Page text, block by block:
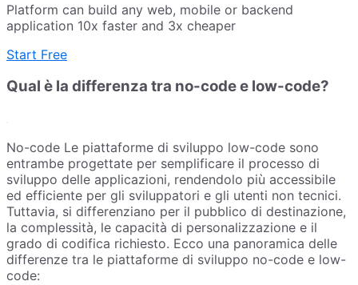
Platform can build any web, mobile or backend
application 10x faster and 3x cheaper
Start Free
Qual è la differenza tra no-code e low-code?
No-code Le piattaforme di sviluppo low-code sono
entrambe progettate per semplificare il processo di
sviluppo delle applicazioni, rendendolo più accessibile
ed efficiente per gli sviluppatori e gli utenti non tecnici.
Tuttavia, si differenziano per il pubblico di destinazione,
la complessità, le capacità di personalizzazione e il
grado di codifica richiesto. Ecco una panoramica delle
differenze tra le piattaforme di sviluppo no-code e low-
code: